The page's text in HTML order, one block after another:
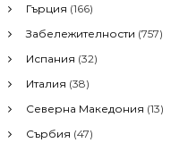
Гърция (166)
Забележителности (757)
Испания (32)
Италия (38)
Северна Македония (13)
Сърбия (47)